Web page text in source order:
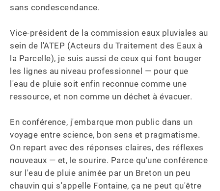
sans condescendance.
Vice-président de la commission eaux pluviales au
sein de l'ATEP (Acteurs du Traitement des Eaux à
la Parcelle), je suis aussi de ceux qui font bouger
les lignes au niveau professionnel — pour que
l'eau de pluie soit enfin reconnue comme une
ressource, et non comme un déchet à évacuer.
En conférence, j'embarque mon public dans un
voyage entre science, bon sens et pragmatisme.
On repart avec des réponses claires, des réflexes
nouveaux — et, le sourire. Parce qu'une conférence
sur l'eau de pluie animée par un Breton un peu
chauvin qui s'appelle Fontaine, ça ne peut qu'être